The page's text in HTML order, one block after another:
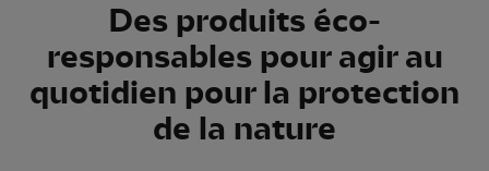
Des produits éco-
responsables pour agir au
quotidien pour la protection
de la nature